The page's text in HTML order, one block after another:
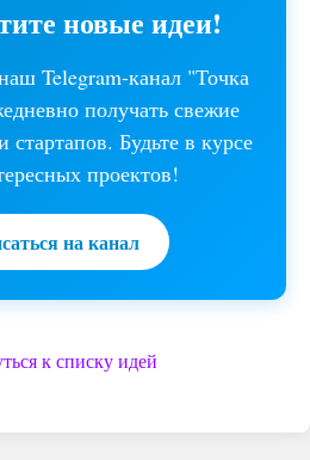
новые идеи!
Telegram-канал "Точка
получать свежие
стартапов. Будьте в курсе
проектов!
на канал
к списку идей